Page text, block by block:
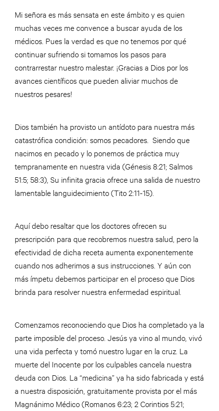
Mi señora es más sensata en este ámbito y es quien
muchas veces me convence a buscar ayuda de los
médicos. Pues la verdad es que no tenemos por qué
continuar sufriendo si tomamos los pasos para
contrarrestar nuestro malestar. ¡Gracias a Dios por los
avances científicos que pueden aliviar muchos de
nuestros pesares!
Dios también ha provisto un antídoto para nuestra más
catastrófica condición: somos pecadores. Siendo que
nacimos en pecado y lo ponemos de práctica muy
tempranamente en nuestra vida (Génesis 8:21; Salmos
51:5; 58:3), Su infinita gracia ofrece una salida de nuestro
lamentable languidecimiento (Tito 2:11-15).
Aquí debo resaltar que los doctores ofrecen su
prescripción para que recobremos nuestra salud, pero la
efectividad de dicha receta aumenta exponentemente
cuando nos adherimos a sus instrucciones. Y aún con
más ímpetu debemos participar en el proceso que Dios
brinda para resolver nuestra enfermedad espiritual.
Comenzamos reconociendo que Dios ha completado ya la
parte imposible del proceso. Jesús ya vino al mundo, vivó
una vida perfecta y tomó nuestro lugar en la cruz. La
muerte del Inocente por los culpables cancela nuestra
deuda con Dios. La “medicina” ya ha sido fabricada y está
a nuestra disposición, gratuitamente provista por el más
Magnánimo Médico (Romanos 6:23; 2 Corintios 5:21;